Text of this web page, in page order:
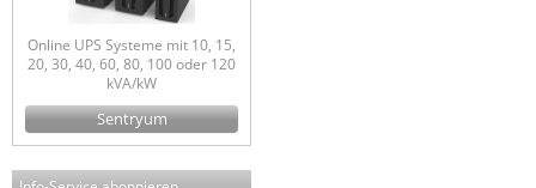
Online UPS Systeme mit 10, 15,
20, 30, 40, 60, 80, 100 oder 120
kVA/kW
Sentryum